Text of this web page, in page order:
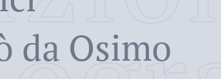
da Osimo